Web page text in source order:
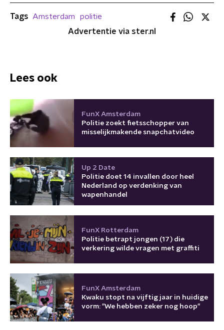
Tags Amsterdam
politie
Advertentie via ster.nl
Lees ook
FunX Amsterdam
Politie zoekt fietsschopper van
misselijkmakende snapchatvideo
Up 2 Date
Politie doet 14 invallen door heel
Nederland op verdenking van
wapenhandel
FunX Rotterdam
Politie betrapt jongen (17) die
verkering wilde vragen met graffiti
FunX Amsterdam
Kwaku stopt na vijftig jaar in huidige
vorm: "We hebben zeker nog hoop"